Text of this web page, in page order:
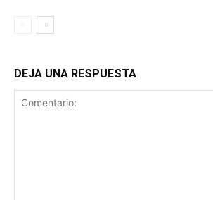
DEJA UNA RESPUESTA